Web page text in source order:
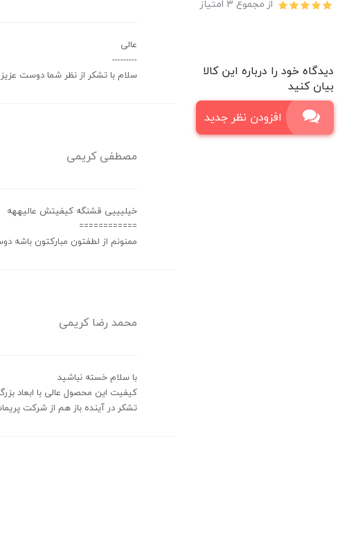
از مجموع 3 امتیاز
دیدگاه خود را درباره این کالا
بیان کنید
افزودن نظر جدید
عالی
---------
سلام با تشکر از نظر شما دوست عزیز
مصطفی کریمی
خیلیییی قشنگه کیفیتش عالیههه
============
ممنونم از لطفتون مبارکتون باشه
محمد رضا کریمی
با سلام خسته نباشید
کیفیت این محصول عالی با ابعاد
تشکر در آینده باز هم از شرکت